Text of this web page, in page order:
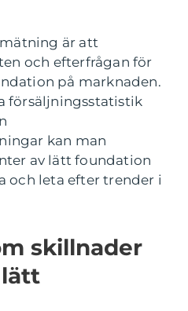
är att
och efterfrågan för
på marknaden.
försäljningsstatistik
kan man
av lätt foundation
och leta efter trender i
skillnader